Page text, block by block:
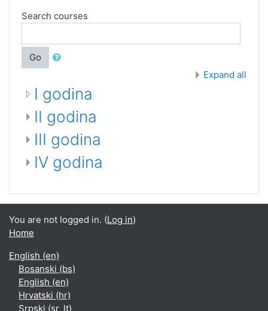
Search courses
Go
Expand all
I godina
II godina
III godina
IV godina
You are not logged in. (Log in)
Home
English ‎(en)‎
Bosanski ‎(bs)‎
English ‎(en)‎
Hrvatski ‎(hr)‎
Srpski ‎(sr_lt)‎